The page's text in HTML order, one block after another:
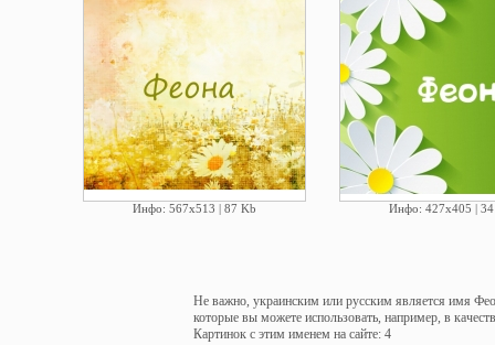
Инфо: 567х513 | 87 Kb Инфо: 427х405 |
Не важно, украинским или русским является имя
которые вы можете использовать, например, в
Картинок с этим именем на сайте: 4